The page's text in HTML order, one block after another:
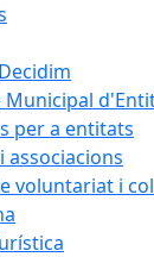
Municipal
per a entitats
associacions
voluntariat i